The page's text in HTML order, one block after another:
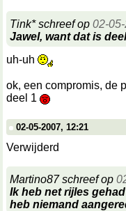
Tink* schreef op 02-
Jawel, want dat is
uh-uh
ok, een compromis, de
deel 1
02-05-2007, 12:21
Verwijderd
Martino87 schreef op
Ik heb net rijles
heb niemand